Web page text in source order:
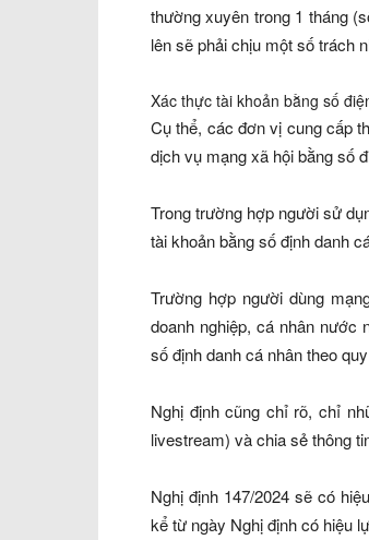
thường xuyên trong 1 tháng
lên sẽ phải chịu một số trách
Xác thực tài khoản bằng số
Cụ thể, các đơn vị cung cấp
dịch vụ mạng xã hội bằng số
Trong trường hợp người sử
tài khoản bằng số định danh
Trường hợp người dùng
doanh nghiệp, cá nhân nước
số định danh cá nhân theo
Nghị định cũng chỉ rõ, chỉ
livestream) và chia sẻ thông
Nghị định 147/2024 sẽ có
kể từ ngày Nghị định có hiệu